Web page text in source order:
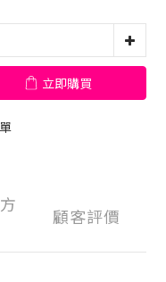
立即購買
顧客評價